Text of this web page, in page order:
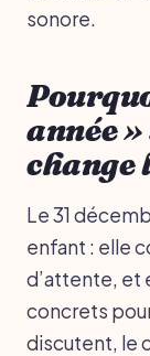
sonore.
année
change
Le 31
enfant : elle
d’attente, et
concrets
discutent, le